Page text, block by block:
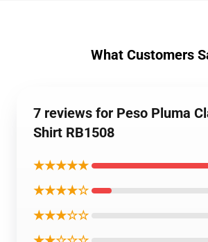
What Customers
7 reviews for Peso Pluma
Shirt RB1508
★★★★★
★★★★☆
★★★☆☆